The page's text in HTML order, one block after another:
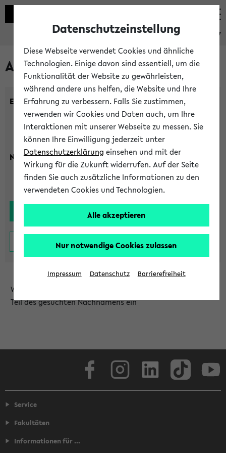
eKVV
Alle Lehrenden
Einrichtung:
Nachname:
Wählen Sie die Einrichtung aus und/oder geben Sie einen
Teil des gesuchten Nachnamens ein
Service
Fakultäten
Informationen für ...
Datenschutzeinstellung
Diese Webseite verwendet Cookies und ähnliche
Technologien. Einige davon sind essentiell, um die
Funktionalität der Website zu gewährleisten,
während andere uns helfen, die Website und Ihre
Erfahrung zu verbessern. Falls Sie zustimmen,
verwenden wir Cookies und Daten auch, um Ihre
Interaktionen mit unserer Webseite zu messen. Sie
können Ihre Einwilligung jederzeit unter
Datenschutzerklärung einsehen und mit der
Wirkung für die Zukunft widerrufen. Auf der Seite
finden Sie auch zusätzliche Informationen zu den
verwendeten Cookies und Technologien.
Alle akzeptieren
Nur notwendige Cookies zulassen
Impressum Datenschutz Barrierefreiheit